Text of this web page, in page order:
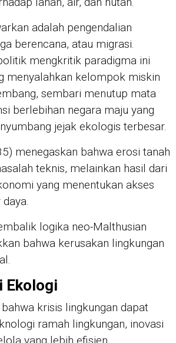
adalah pengendalian
berencana, atau migrasi.
mengkritik paradigma ini
menyalahkan kelompok miskin
sembari menutup mata
berlebihan negara maju yang
jejak ekologis terbesar.
menegaskan bahwa erosi tanah
teknis, melainkan hasil dari
yang menentukan akses
logika neo-Malthusian
bahwa kerusakan lingkungan
Ekologi
krisis lingkungan dapat
ramah lingkungan, inovasi
yang lebih efisien.